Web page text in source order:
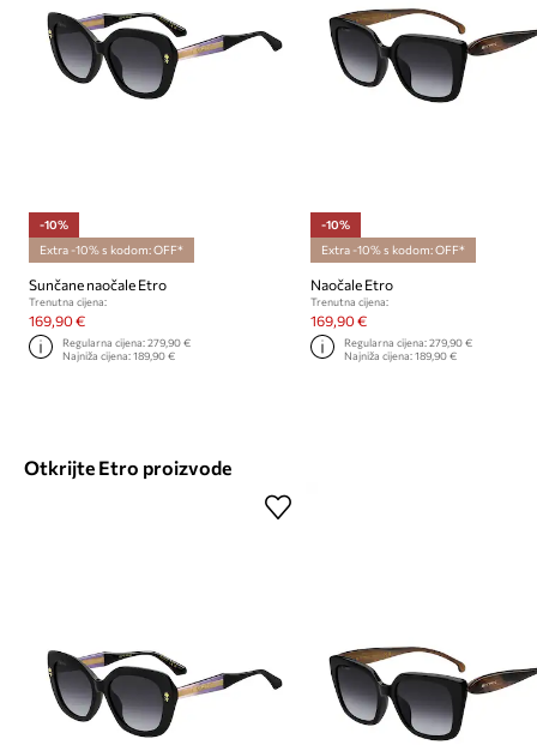
-10%
Extra -10% s kodom: OFF*
Sunčane naočale Etro
Trenutna cijena:
169,90 €
Regularna cijena:279,90 €
Najniža cijena:189,90 €
-10%
Extra -10% s kodom: OFF*
Naočale Etro
Trenutna cijena:
169,90 €
Regularna cijena: 279,90 €
Najniža cijena: 189,90 €
Otkrijte Etro proizvode